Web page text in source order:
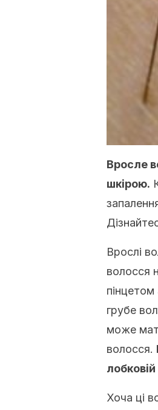
Вросле
шкірою.
Врослі
волосся
грубе
може
волосся.
Хоча ці